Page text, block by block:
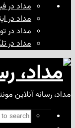
مداد در فیسبوک
مداد در اینستاگرام
مداد در توئیتر
مداد در تلگرام
مونترال